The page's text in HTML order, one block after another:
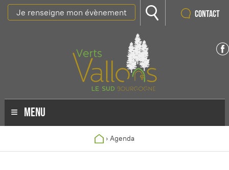
Je renseigne mon évènement Contact
MENU
› Agenda